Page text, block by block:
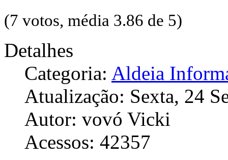
(7 votos, média 3.86 de 5)
Detalhes
Categoria: Aldeia
Atualização: Sexta, 24
Autor: vovó Vicki
Acessos: 42357